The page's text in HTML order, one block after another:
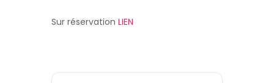
Sur réservation LIEN